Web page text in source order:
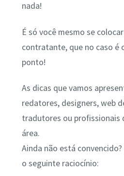
nada!
É só você mesmo se
contratante, que no caso é
ponto!
As dicas que vamos
redatores, designers, web
tradutores ou profissionais
área.
Ainda não está
o seguinte raciocínio: